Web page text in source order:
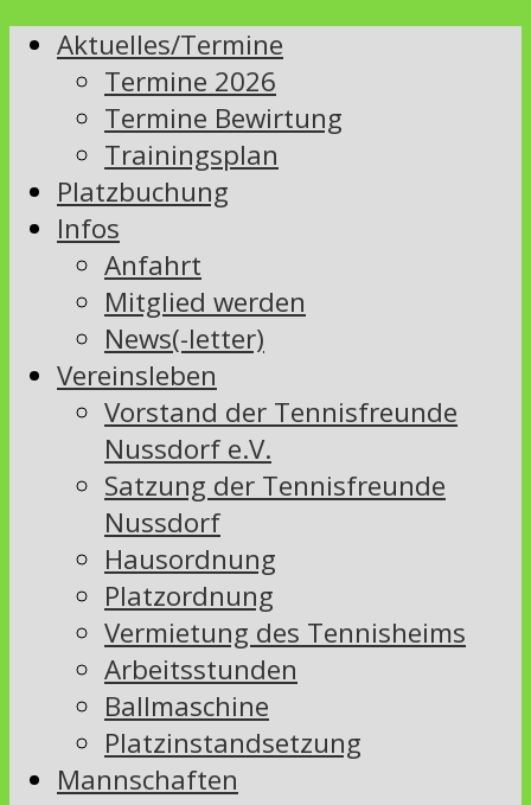
Aktuelles/Termine
Termine 2026
Termine Bewirtung
Trainingsplan
Platzbuchung
Infos
Anfahrt
Mitglied werden
News(-letter)
Vereinsleben
Vorstand der Tennisfreunde
Nussdorf e.V.
Satzung der Tennisfreunde
Nussdorf
Hausordnung
Platzordnung
Vermietung des Tennisheims
Arbeitsstunden
Ballmaschine
Platzinstandsetzung
Mannschaften